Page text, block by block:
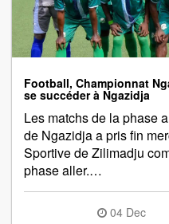
Football, Championnat
se succéder à Ngazidja
Les matchs de la phase
de Ngazidja a pris fin
Sportive de Zilimadju
phase aller.…
04 Dec